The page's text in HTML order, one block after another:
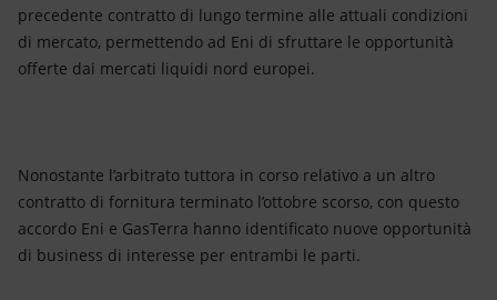
precedente contratto di lungo termine alle attuali condizioni
di mercato, permettendo ad Eni di sfruttare le opportunità
offerte dai mercati liquidi nord europei.
Nonostante l’arbitrato tuttora in corso relativo a un altro
contratto di fornitura terminato l’ottobre scorso, con questo
accordo Eni e GasTerra hanno identificato nuove opportunità
di business di interesse per entrambi le parti.